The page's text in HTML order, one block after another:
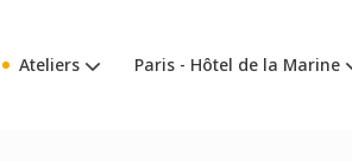
Ateliers Paris - Hôtel de la Marine